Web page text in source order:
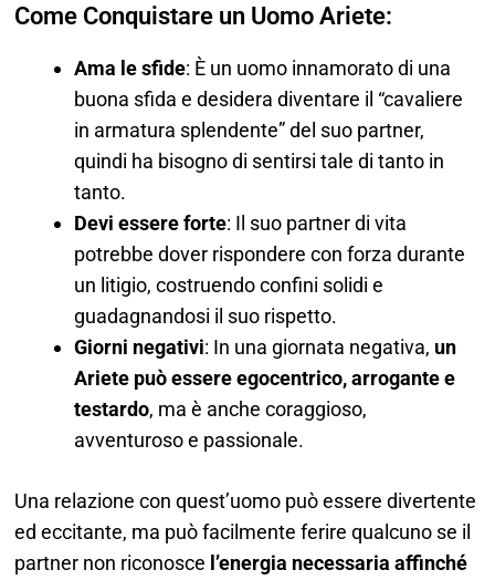
Come Conquistare un Uomo Ariete:
Ama le sfide: È un uomo innamorato di una
buona sfida e desidera diventare il “cavaliere
in armatura splendente” del suo partner,
quindi ha bisogno di sentirsi tale di tanto in
tanto.
Devi essere forte: Il suo partner di vita
potrebbe dover rispondere con forza durante
un litigio, costruendo confini solidi e
guadagnandosi il suo rispetto.
Giorni negativi: In una giornata negativa, un
Ariete può essere egocentrico, arrogante e
testardo, ma è anche coraggioso,
avventuroso e passionale.
Una relazione con quest’uomo può essere divertente
ed eccitante, ma può facilmente ferire qualcuno se il
partner non riconosce l’energia necessaria affinché